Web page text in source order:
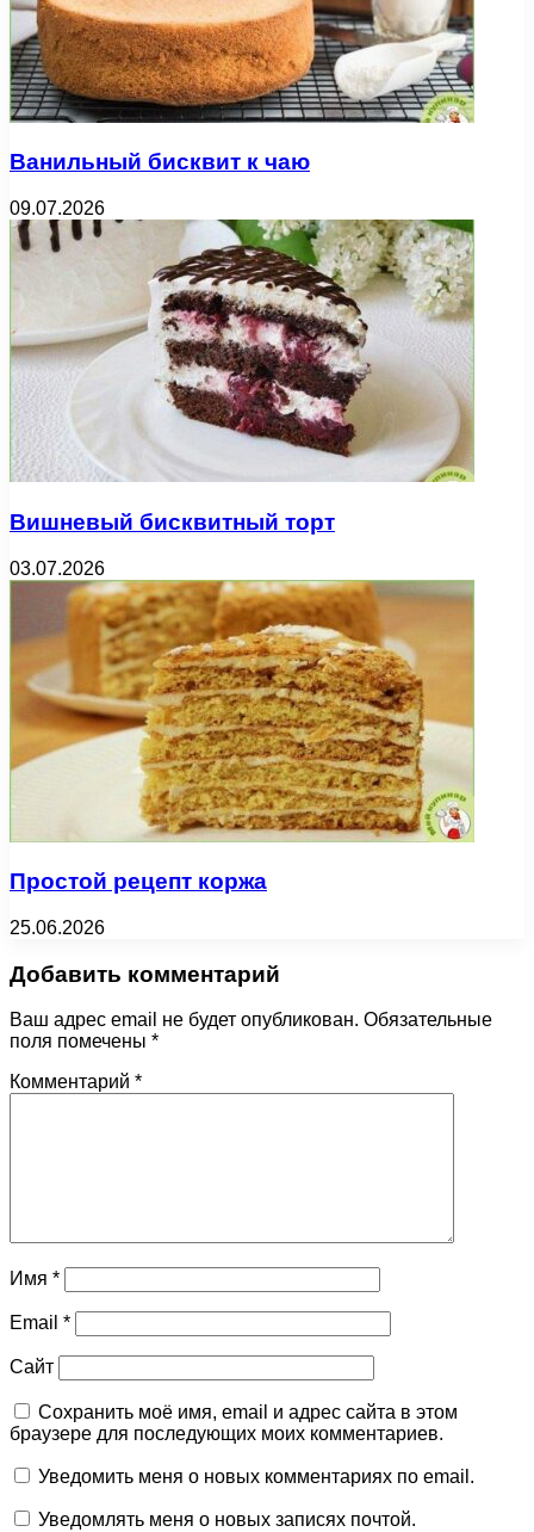
Ванильный бисквит к чаю
09.07.2026
Вишневый бисквитный торт
03.07.2026
Простой рецепт коржа
25.06.2026
Добавить комментарий
Ваш адрес email не будет опубликован. Обязательные
поля помечены *
Комментарий *
Имя *
Email *
Сайт
Сохранить моё имя, email и адрес сайта в этом
браузере для последующих моих комментариев.
Уведомить меня о новых комментариях по email.
Уведомлять меня о новых записях почтой.